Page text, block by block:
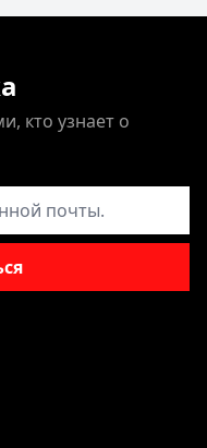
кто узнает о